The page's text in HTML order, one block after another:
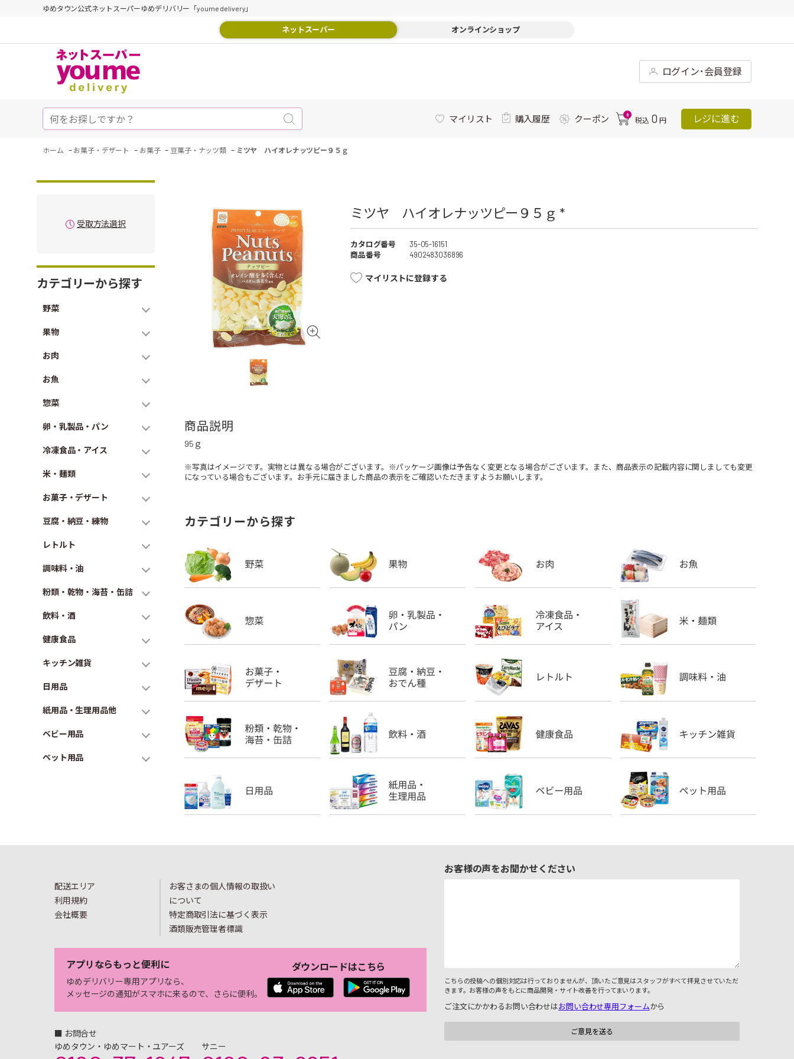
ゆめタウン公式ネットスーパーゆめデリバリー「youme delivery」
ネットスーパー オンラインショップ
ログイン･会員登録
マイリスト 購入履歴 クーポン 0
税込 0 円 レジに進む
ホーム - お菓子・デザート - お菓子 - 豆菓子・ナッツ類 - ミツヤ ハイオレナッツピー９５ｇ
受取方法選択
カテゴリーから探す
野菜
果物
お肉
お魚
惣菜
卵・乳製品・パン
冷凍食品・アイス
米・麺類
お菓子・デザート
豆腐・納豆・練物
レトルト
調味料・油
粉類・乾物・海苔・缶詰
飲料・酒
健康食品
キッチン雑貨
日用品
紙用品・生理用品他
ベビー用品
ペット用品
ミツヤ ハイオレナッツピー９５ｇ *
カタログ番号
35-05-16151
商品番号
4902483036896
マイリストに登録する
商品説明
95ｇ
※写真はイメージです。実物とは異なる場合がございます。※パッケージ画像は予告なく変更となる場合がございます。また、商品表示の記載内容に関しましても変更
になっている場合もございます。お手元に届きました商品の表示をご確認いただきますようお願いします。
カテゴリーから探す
配送エリア
利用規約
会社概要
お客さまの個人情報の取扱い
について
特定商取引法に基づく表示
酒類販売管理者標識
アプリならもっと便利に
ゆめデリバリー専用アプリなら、
メッセージの通知がスマホに来るので、さらに便利。
ダウンロードはこちら
■ お問合せ
ゆめタウン・ゆめマート・ユアーズ
サニー
お客様の声をお聞かせください
こちらの投稿への個別対応は行っておりませんが、頂いたご意見はスタッフがすべて拝見させていただ
きます。お客様の声をもとに商品開発・サイト改善を行ってまいります。
ご注文にかかわるお問い合わせはお問い合わせ専用フォームから